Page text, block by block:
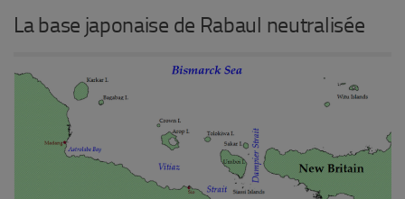
La base japonaise de Rabaul neutralisée